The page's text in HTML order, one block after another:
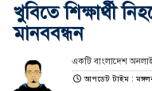
খুবিতে শিক্ষার্থী
মানববন্ধন
একটি বাংলাদেশ
আপডেট টাইম :